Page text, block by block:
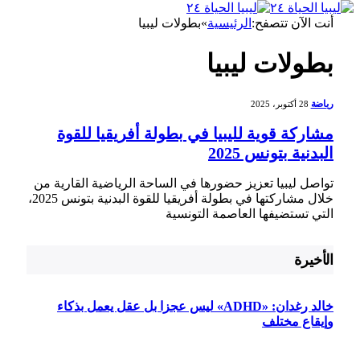
أنت الآن تتصفح:الرئيسية»بطولات ليبيا
بطولات ليبيا
رياضة 28 أكتوبر، 2025
مشاركة قوية لليبيا في بطولة أفريقيا للقوة
البدنية بتونس 2025
تواصل ليبيا تعزيز حضورها في الساحة الرياضية القارية من
خلال مشاركتها في بطولة أفريقيا للقوة البدنية بتونس 2025،
التي تستضيفها العاصمة التونسية
الأخيرة
خالد رغدان: «ADHD» ليس عجزا بل عقل يعمل بذكاء
وإيقاع مختلف